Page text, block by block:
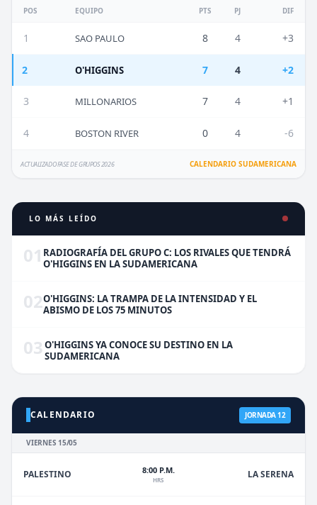
POS EQUIPO PTS PJ DIF
1 SAO PAULO 8 4 +3
2 O'HIGGINS 7 4 +2
3 MILLONARIOS 7 4 +1
4 BOSTON RIVER 0 4 -6
ACTUALIZADO FASE DE GRUPOS 2026 CALENDARIO SUDAMERICANA
LO MÁS LEÍDO
01 RADIOGRAFÍA DEL GRUPO C: LOS RIVALES QUE TENDRÁ
O'HIGGINS EN LA SUDAMERICANA
02O'HIGGINS: LA TRAMPA DE LA INTENSIDAD Y EL
ABISMO DE LOS 75 MINUTOS
03 O'HIGGINS YA CONOCE SU DESTINO EN LA
SUDAMERICANA
CALENDARIO JORNADA 12
VIERNES 15/05
PALESTINO 8:00 P.M.
HRS LA SERENA